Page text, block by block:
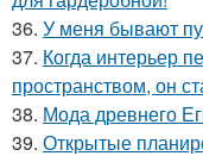
36. У меня бывают
37. Когда интерьер
пространством, он
38. Мода древнего
39. Открытые